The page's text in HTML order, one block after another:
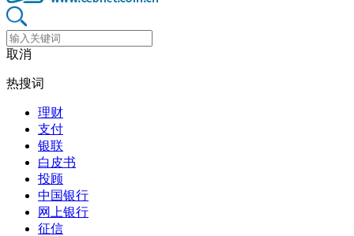
取消
热搜词
理财
支付
银联
白皮书
投顾
中国银行
网上银行
征信